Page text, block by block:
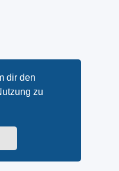
dir den
zu